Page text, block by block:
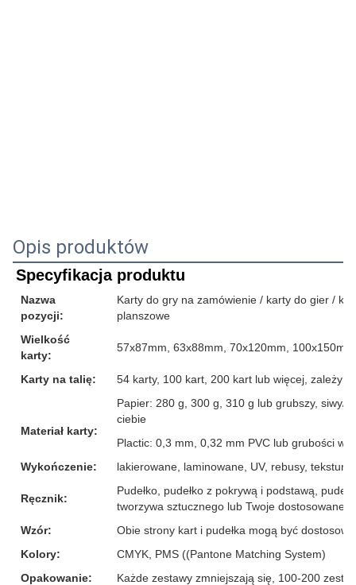
Opis produktów
Specyfikacja produktu
Nazwa
pozycji:
Karty do gry na zamówienie / karty do gier /
planszowe
Wielkość
karty:
57x87mm, 63x88mm, 70x120mm,
Karty na talię: 54 karty, 100 kart, 200 kart lub więcej, zależy
Materiał karty:
Papier: 280 g, 300 g, 310 g lub grubszy, siwy/
ciebie
Plactic: 0,3 mm, 0,32 mm PVC lub grubości
Wykończenie:
lakierowane, laminowane, UV, rebusy, tekstura
Ręcznik:
Pudełko, pudełko z pokrywą i podstawą,
tworzywa sztucznego lub Twoje dostosowane
Wzór:
Obie strony kart i pudełka mogą być
Kolory:
CMYK, PMS ((Pantone Matching System)
Opakowanie:
Każde zestawy zmniejszają się, 100-200